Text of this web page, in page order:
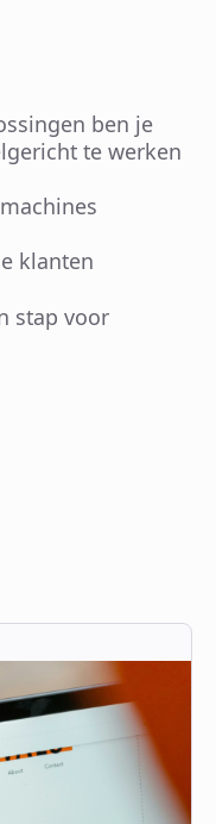
ben je
te werken
klanten
stap voor